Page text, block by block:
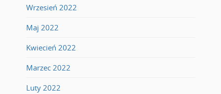
Wrzesień 2022
Maj 2022
Kwiecień 2022
Marzec 2022
Luty 2022